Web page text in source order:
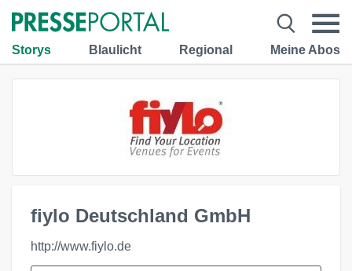
Storys Blaulicht Regional Meine Abos
fiylo Deutschland GmbH
http://www.fiylo.de